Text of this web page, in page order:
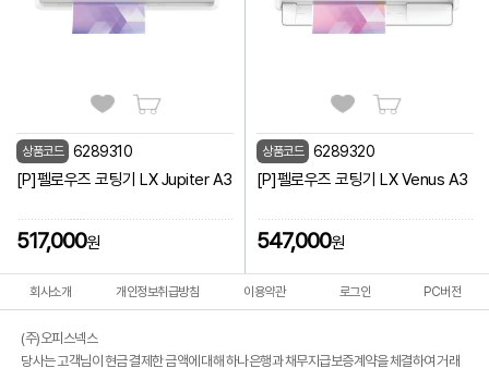
상품코드 6289310
[P]펠로우즈 코팅기 LX Jupiter A3
517,000원
상품코드 6289320
[P]펠로우즈 코팅기 LX Venus A3
547,000원
회사소개 개인정보취급방침 이용약관 로그인 PC버전
(주)오피스넥스
당사는 고객님이 현금 결제한 금액에 대해 하나은행과 채무지급보증계약을 체결하여 거래